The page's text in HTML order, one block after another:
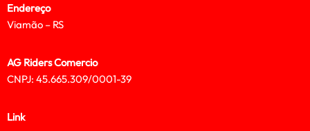
Endereço
Viamão – RS
AG Riders Comercio
CNPJ: 45.665.309/0001-39
Link